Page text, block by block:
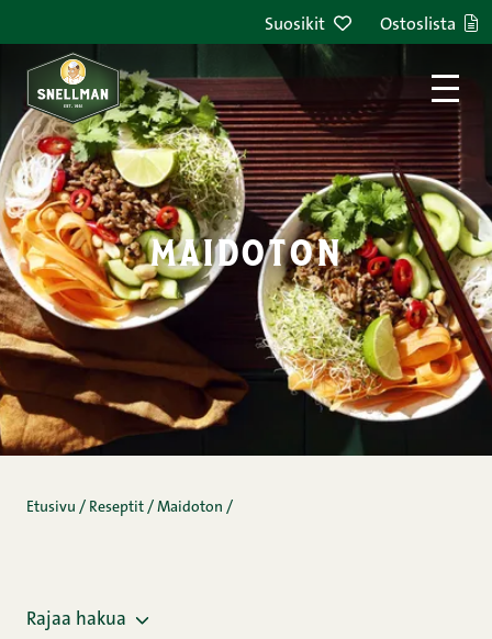
Suosikit Ostoslista
maidoton
Etusivu / Reseptit / Maidoton /
Rajaa hakua